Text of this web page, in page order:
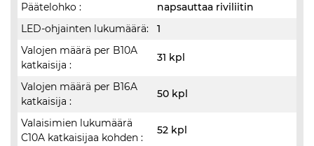
Päätelohko :
napsauttaa riviliitin
LED-ohjainten lukumäärä:
1
Valojen määrä per B10A
katkaisija :
31 kpl
Valojen määrä per B16A
katkaisija :
50 kpl
Valaisimien lukumäärä
C10A katkaisijaa kohden :
52 kpl